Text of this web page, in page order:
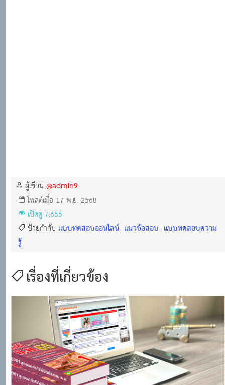
ผู้เขียน@admin9
โพสต์เมื่อ 17 พ.ย. 2568
เปิดดู 7,655
ป้ายกำกับ แบบทดสอบออนไลน์ แนวข้อสอบ แบบทดสอบความ
รู้
เรื่องที่เกี่ยวข้อง